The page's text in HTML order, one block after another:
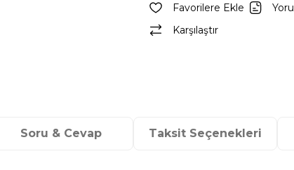
Karşılaştır
Soru & Cevap Taksit Seçenekleri